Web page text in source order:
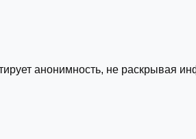
анонимность, не раскрывая